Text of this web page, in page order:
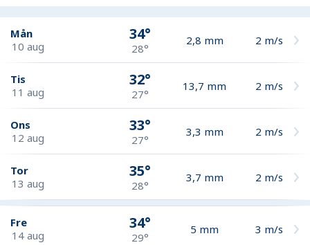
Mån
10 aug
34°
28°
2,8 mm 2 m/s
Tis
11 aug
32°
27°
13,7 mm 2 m/s
Ons
12 aug
33°
27°
3,3 mm 2 m/s
Tor
13 aug
35°
28°
3,7 mm 2 m/s
Fre
14 aug
34°
29°
5 mm 3 m/s